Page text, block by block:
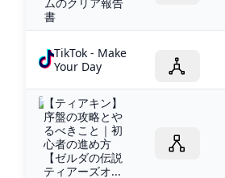
書
TikTok - Make
Your Day
【ティアキン】
序盤の攻略とや
るべきこと｜初
心者の進め方
【ゼルダの伝説
ティアーズオ...